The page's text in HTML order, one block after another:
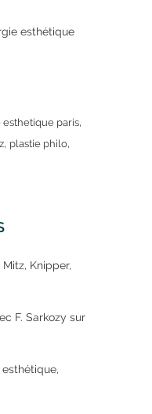
paris,
, plastie philo,
Knipper,
F. Sarkozy sur